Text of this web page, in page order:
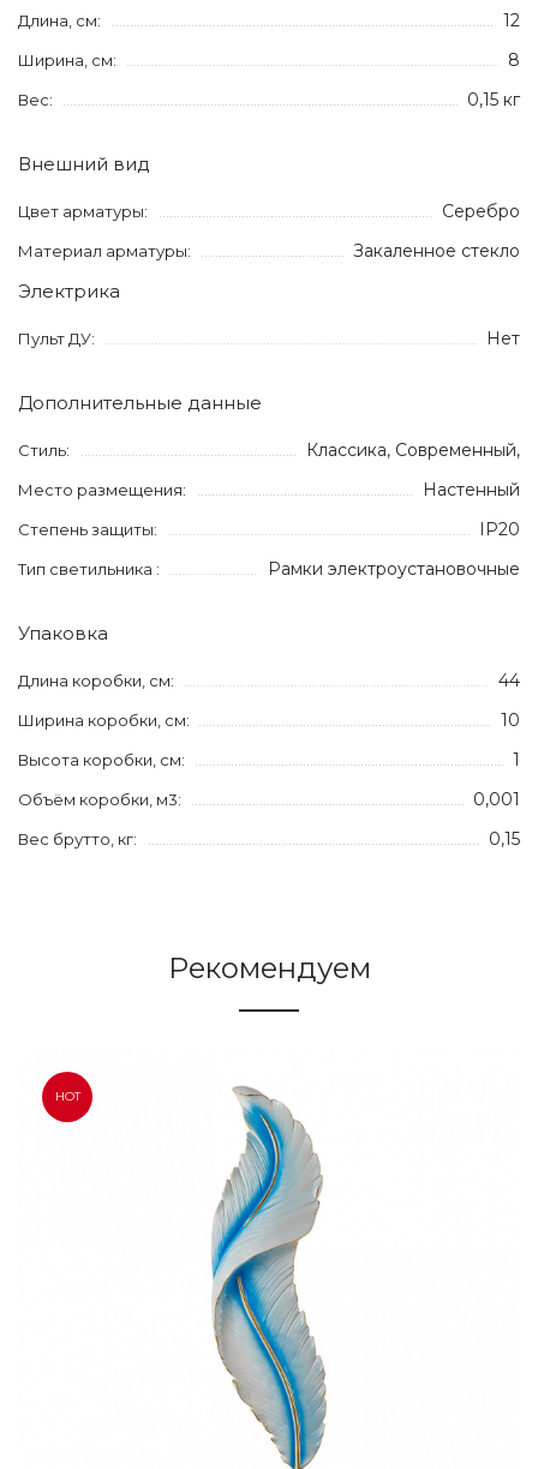
Длина, см: 12
Ширина, см: 8
Вес: 0,15 кг
Внешний вид
Цвет арматуры: Серебро
Материал арматуры: Закаленное стекло
Электрика
Пульт ДУ: Нет
Дополнительные данные
Стиль: Классика, Современный,
Место размещения: Настенный
Степень защиты: IP20
Тип светильника : Рамки электроустановочные
Упаковка
Длина коробки, см: 44
Ширина коробки, см: 10
Высота коробки, см: 1
Объём коробки, м3: 0,001
Вес брутто, кг: 0,15
Рекомендуем
HOT